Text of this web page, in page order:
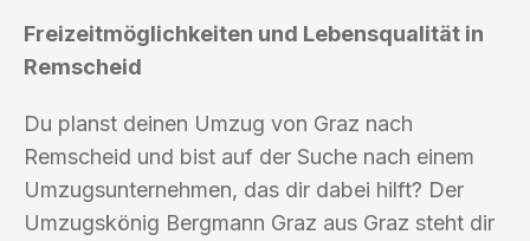
Freizeitmöglichkeiten und Lebensqualität in
Remscheid
Du planst deinen Umzug von Graz nach
Remscheid und bist auf der Suche nach einem
Umzugsunternehmen, das dir dabei hilft? Der
Umzugskönig Bergmann Graz aus Graz steht dir